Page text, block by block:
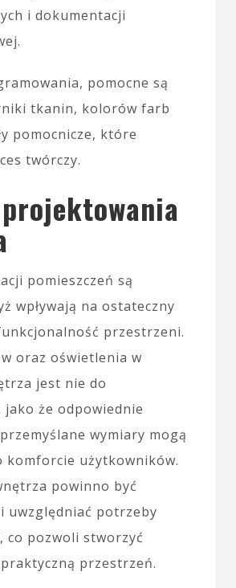
i dokumentacji
pomocne są
tkanin, kolorów farb
pomocnicze, które
twórczy.
pomieszczeń są
wpływają na ostateczny
przestrzeni.
oraz oświetlenia w
jest nie do
jako że odpowiednie
wymiary mogą
komforcie użytkowników.
powinno być
uwzględniać potrzeby
co pozwoli stworzyć
przestrzeń.